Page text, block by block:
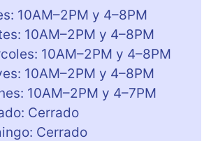
10AM–2PM y 4–8PM
10AM–2PM y 4–8PM
10AM–2PM y 4–8PM
10AM–2PM y 4–8PM
10AM–2PM y 4–7PM
Cerrado
Cerrado